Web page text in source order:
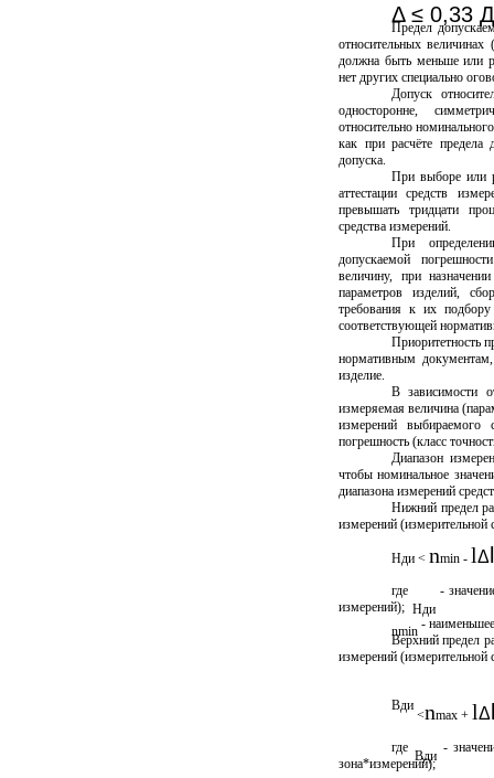
Δ ≤ 0,33 Д
Предел
относительных величинах
должна быть меньше или
нет других специально
Допуск
односторонне,
относительно
как при расчёте предела
допуска.
При выборе или
аттестации средств
превышать тридцати
средства измерений.
При
допускаемой
величину, при
параметров изделий,
требования к их
соответствующей
Приоритетность
нормативным
изделие.
В зависимости
измеряемая величина
измерений выбираемого
погрешность (класс
Диапазон
чтобы номинальное
диапазона измерений
Нижний предел
измерений (измерительной
Нди < nmin - lΔ
где
Нди
-
измерений);
nmin -
Верхний предел
измерений (измерительной
Вди
<nmax + lΔ
где
Вди
-
зона*измерений);